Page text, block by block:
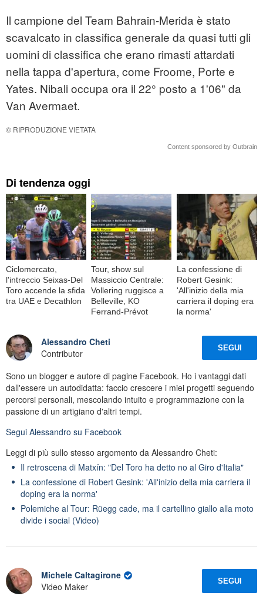
Il campione del Team Bahrain-Merida è stato
scavalcato in classifica generale da quasi tutti gli
uomini di classifica che erano rimasti attardati
nella tappa d'apertura, come Froome, Porte e
Yates. Nibali occupa ora il 22° posto a 1'06" da
Van Avermaet.
© RIPRODUZIONE VIETATA
Content sponsored by Outbrain
Di tendenza oggi
Ciclomercato,
l'intreccio Seixas-Del
Toro accende la sfida
tra UAE e Decathlon
Tour, show sul
Massiccio Centrale:
Vollering ruggisce a
Belleville, KO
Ferrand-Prévot
La confessione di
Robert Gesink:
'All'inizio della mia
carriera il doping era
la norma'
Alessandro Cheti
Contributor
SEGUI
Sono un blogger e autore di pagine Facebook. Ho i vantaggi dati
dall'essere un autodidatta: faccio crescere i miei progetti seguendo
percorsi personali, mescolando intuito e programmazione con la
passione di un artigiano d'altri tempi.
Segui Alessandro su Facebook
Leggi di più sullo stesso argomento da Alessandro Cheti:
Il retroscena di Matxín: "Del Toro ha detto no al Giro d'Italia"
La confessione di Robert Gesink: 'All'inizio della mia carriera il
doping era la norma'
Polemiche al Tour: Rüegg cade, ma il cartellino giallo alla moto
divide i social (Video)
Michele Caltagirone
Video Maker
SEGUI